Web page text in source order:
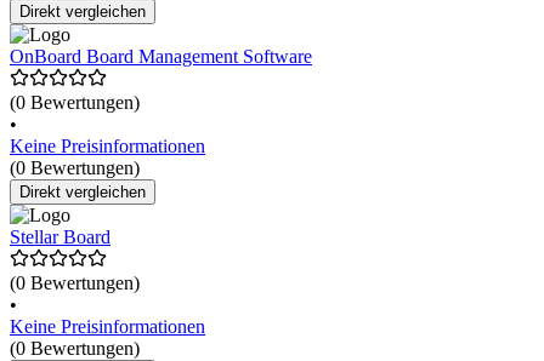
Direkt vergleichen
OnBoard Board Management Software
(0 Bewertungen)
•
Keine Preisinformationen
(0 Bewertungen)
Direkt vergleichen
Stellar Board
(0 Bewertungen)
•
Keine Preisinformationen
(0 Bewertungen)